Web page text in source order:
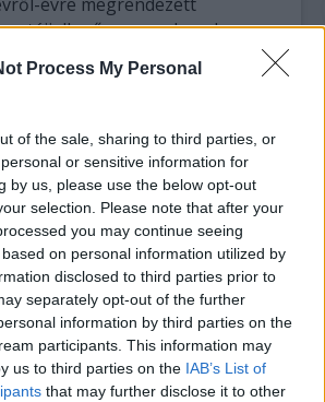
Process My Personal
of the sale, sharing to third parties, or
or sensitive information for
by us, please use the below opt-out
selection. Please note that after your
you may continue seeing
on personal information utilized by
disclosed to third parties prior to
separately opt-out of the further
information by third parties on the
participants. This information may
us to third parties on the IAB’s List of
that may further disclose it to other
a tájjellegű magyar konyha
Matyóföldé, de bemutatkozik a
felvonulással veszi
majd a Damjanich János
a Szolnoki Gazdasági
milyen is a valódi
hogyan forgatják a fakanalat
képviselői és a
lesz az ország „gulyáskirálya”.
étkek készítői között